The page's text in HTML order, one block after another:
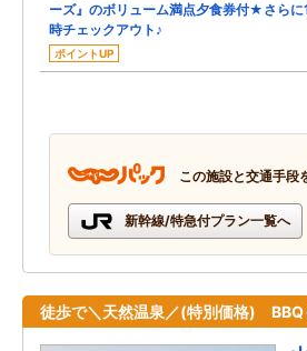
ーズ』のボリューム満点夕食券付★さらに
時チェックアウト♪
ポイントUP
この施設と交通手段
新幹線/特急付プラン一覧へ
徒歩で＼天然温泉／(特別価格) BBQ